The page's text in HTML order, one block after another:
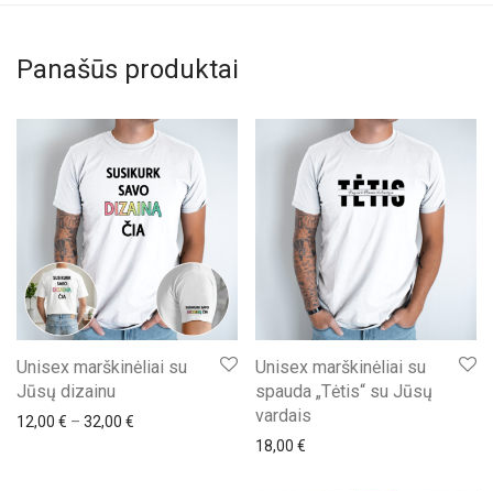
Panašūs produktai
Unisex marškinėliai su
Jūsų dizainu
12,00 € – 32,00 € Price range: 12,00 € through 32,00 €
Unisex marškinėliai su
spauda „Tėtis“ su Jūsų
vardais
18,00 €